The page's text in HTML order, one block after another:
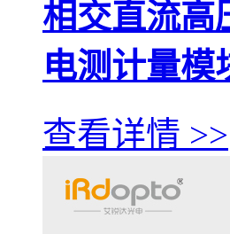
相交直流高
电测计量模
查看详情 >>